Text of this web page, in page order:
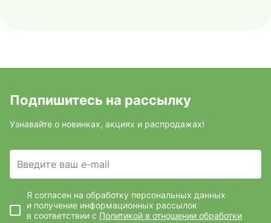
Подпишитесь на рассылку
Узнавайте о новинках, акциях и распродажах!
Введите ваш e-mail
Я согласен на обработку персональных данных
и получение информационных рассылок
в соответствии с Политикой в отношении обработки